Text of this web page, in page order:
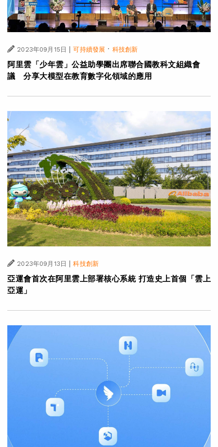
2023年09月15日 可持續發展 · 科技創新
阿里雲「少年雲」公益助學團出席聯合國教科文組織會
議 分享大模型在教育數字化領域的應用
2023年09月13日 科技創新
亞運會首次在阿里雲上部署核心系統 打造史上首個「雲上
亞運」